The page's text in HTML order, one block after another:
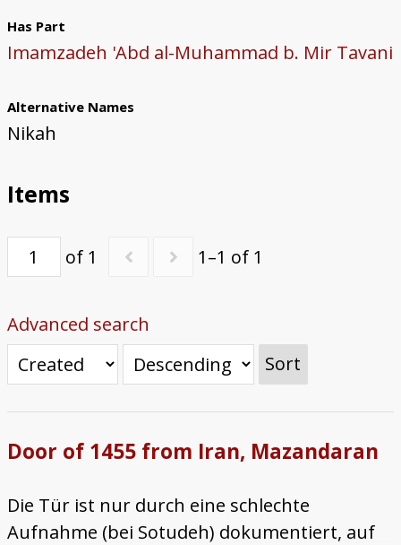
Map
Impressum
Has Part
Imamzadeh 'Abd al-Muhammad b. Mir Tavani
Alternative Names
Nikah
Items
of 1 1–1 of 1
Advanced search
Sort
Door of 1455 from Iran, Mazandaran
Die Tür ist nur durch eine schlechte
Aufnahme (bei Sotudeh) dokumentiert, auf